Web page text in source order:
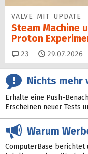
VALVE MIT UPDATE
Steam Machine
Proton
23 Kommentare
29.07.2026
Nichts mehr
Erhalte eine Push-
Erscheinen neuer Tests
Warum
ComputerBase berichtet